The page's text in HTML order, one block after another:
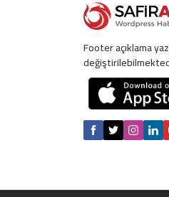
Footer açıklama